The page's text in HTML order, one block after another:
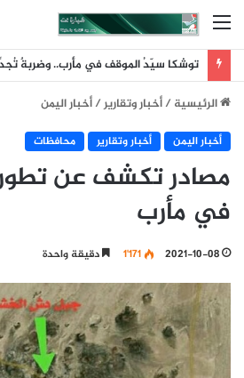
القائمة
توشكا سيّدُ الموقف في مأرب.. وضربةٌ
الرئيسية/أخبار وتقارير/أخبار اليمن
أخبار اليمن أخبار وتقارير محافظات
مصادر تكشف عن
في مأرب
2021-10-08 1٬171 دقيقة واحدة